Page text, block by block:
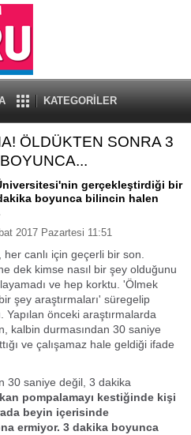
KATEGORİLER
ÖLDÜKTEN SONRA 3
gerçekleştirdiği bir
boyunca bilincin halen
2017 Pazartesi 11:51
her canlı için geçerli bir son.
dek kimse nasıl bir şey olduğunu
ve hep korktu. 'Ölmek
şey araştırmaları' süregelip
Yapılan önceki araştırmalarda
kalbin durmasından 30 saniye
ve çalışamaz hale geldiği ifade
30 saniye değil, 3 dakika
pompalamayı kestiğinde kişi
beyin içerisinde
ermiyor. 3 dakika boyunca